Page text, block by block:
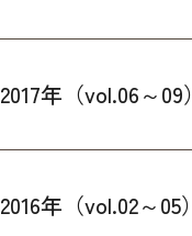
2017年（vol.06～09）
2016年（vol.02～05）